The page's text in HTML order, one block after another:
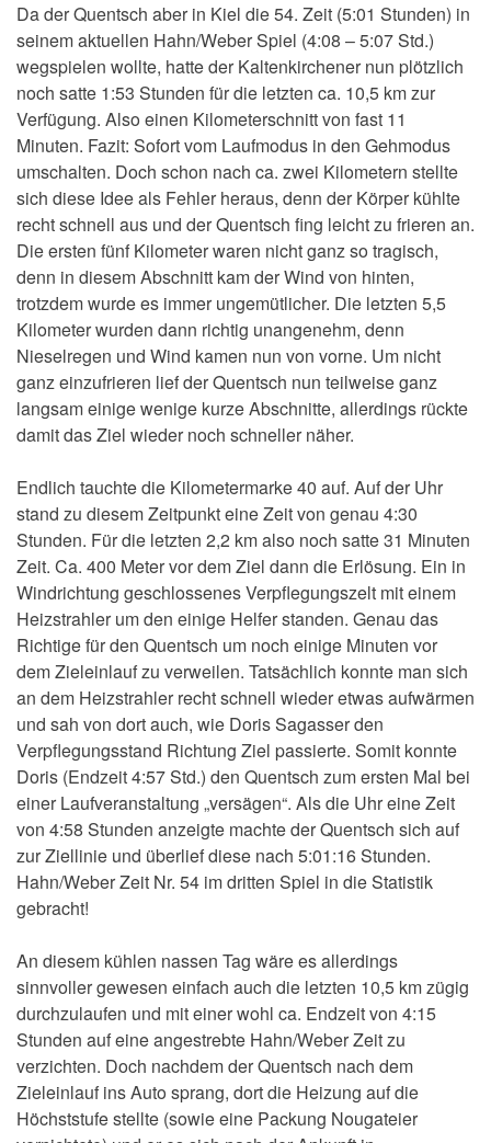
Da der Quentsch aber in Kiel die 54. Zeit (5:01 Stunden) in
seinem aktuellen Hahn/Weber Spiel (4:08 – 5:07 Std.)
wegspielen wollte, hatte der Kaltenkirchener nun plötzlich
noch satte 1:53 Stunden für die letzten ca. 10,5 km zur
Verfügung. Also einen Kilometerschnitt von fast 11
Minuten. Fazit: Sofort vom Laufmodus in den Gehmodus
umschalten. Doch schon nach ca. zwei Kilometern stellte
sich diese Idee als Fehler heraus, denn der Körper kühlte
recht schnell aus und der Quentsch fing leicht zu frieren an.
Die ersten fünf Kilometer waren nicht ganz so tragisch,
denn in diesem Abschnitt kam der Wind von hinten,
trotzdem wurde es immer ungemütlicher. Die letzten 5,5
Kilometer wurden dann richtig unangenehm, denn
Nieselregen und Wind kamen nun von vorne. Um nicht
ganz einzufrieren lief der Quentsch nun teilweise ganz
langsam einige wenige kurze Abschnitte, allerdings rückte
damit das Ziel wieder noch schneller näher.
Endlich tauchte die Kilometermarke 40 auf. Auf der Uhr
stand zu diesem Zeitpunkt eine Zeit von genau 4:30
Stunden. Für die letzten 2,2 km also noch satte 31 Minuten
Zeit. Ca. 400 Meter vor dem Ziel dann die Erlösung. Ein in
Windrichtung geschlossenes Verpflegungszelt mit einem
Heizstrahler um den einige Helfer standen. Genau das
Richtige für den Quentsch um noch einige Minuten vor
dem Zieleinlauf zu verweilen. Tatsächlich konnte man sich
an dem Heizstrahler recht schnell wieder etwas aufwärmen
und sah von dort auch, wie Doris Sagasser den
Verpflegungsstand Richtung Ziel passierte. Somit konnte
Doris (Endzeit 4:57 Std.) den Quentsch zum ersten Mal bei
einer Laufveranstaltung „versägen“. Als die Uhr eine Zeit
von 4:58 Stunden anzeigte machte der Quentsch sich auf
zur Ziellinie und überlief diese nach 5:01:16 Stunden.
Hahn/Weber Zeit Nr. 54 im dritten Spiel in die Statistik
gebracht!
An diesem kühlen nassen Tag wäre es allerdings
sinnvoller gewesen einfach auch die letzten 10,5 km zügig
durchzulaufen und mit einer wohl ca. Endzeit von 4:15
Stunden auf eine angestrebte Hahn/Weber Zeit zu
verzichten. Doch nachdem der Quentsch nach dem
Zieleinlauf ins Auto sprang, dort die Heizung auf die
Höchststufe stellte (sowie eine Packung Nougateier